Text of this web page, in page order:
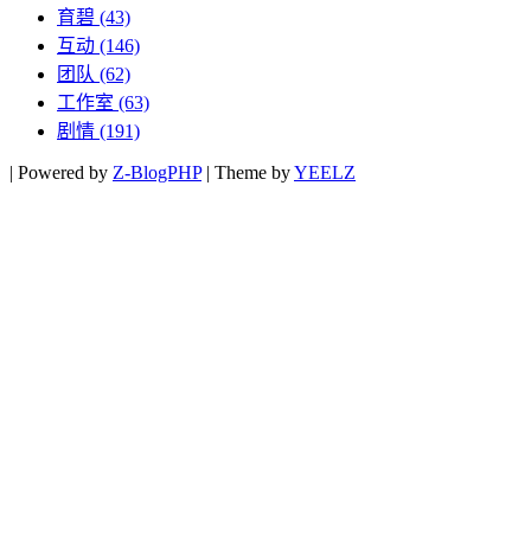
育碧 (43)
互动 (146)
团队 (62)
工作室 (63)
剧情 (191)
| Powered by Z-BlogPHP | Theme byYEELZ